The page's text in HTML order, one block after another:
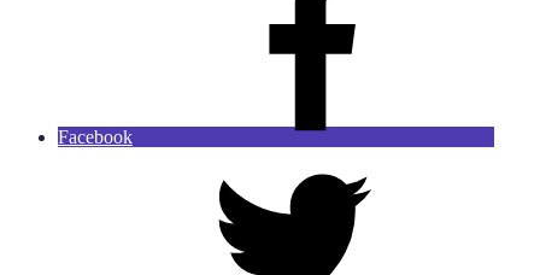
Facebook